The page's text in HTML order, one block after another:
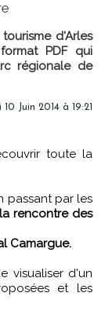
d'Arles
PDF qui
régionale de
Juin 2014 à 19:21
passant par les
rencontre des
Camargue.
visualiser d'un
et les